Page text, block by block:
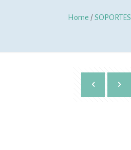
Home /SOPORTES